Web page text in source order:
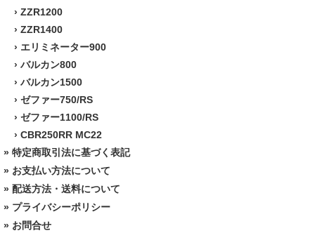
› ZZR1200
› ZZR1400
› エリミネーター900
› バルカン800
› バルカン1500
› ゼファー750/RS
› ゼファー1100/RS
› CBR250RR MC22
» 特定商取引法に基づく表記
» お支払い方法について
» 配送方法・送料について
» プライバシーポリシー
» お問合せ